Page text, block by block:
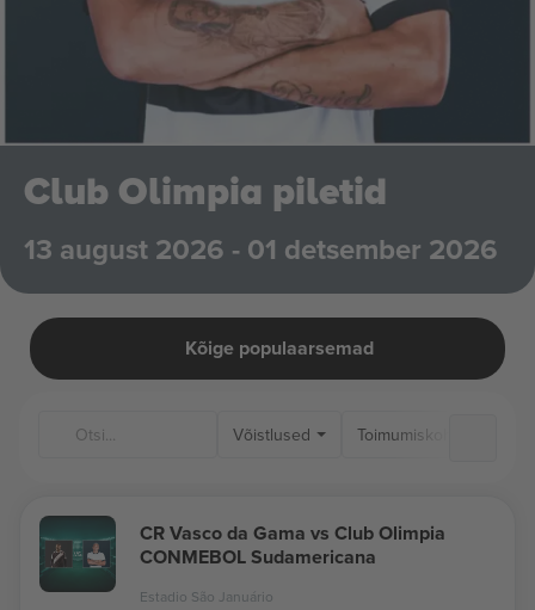
Club Olimpia piletid
13 august 2026 - 01 detsember 2026
Kõige populaarsemad
Võistlused Toimumiskohad
CR Vasco da Gama vs Club Olimpia
CONMEBOL Sudamericana
Estadio São Januário